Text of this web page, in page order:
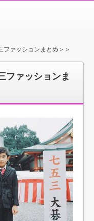
ファッションまとめ＞＞
ファッションま